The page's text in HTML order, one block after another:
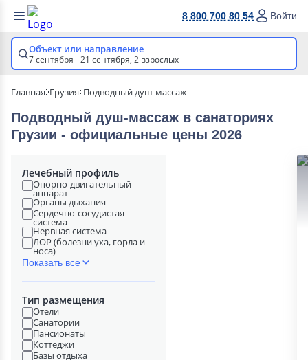
8 800 700 80 54 Войти
Объект или направление
7 сентября - 21 сентября, 2 взрослых
Главная Грузия Подводный душ-массаж
Подводный душ-массаж в cанаториях
Грузии - официальные цены 2026
Лечебный профиль
Опорно-двигательный
аппарат
Органы дыхания
Сердечно-сосудистая
система
Нервная система
ЛОР (болезни уха, горла и
носа)
Показать все
Тип размещения
Отели
Санатории
Пансионаты
Коттеджи
Базы отдыха